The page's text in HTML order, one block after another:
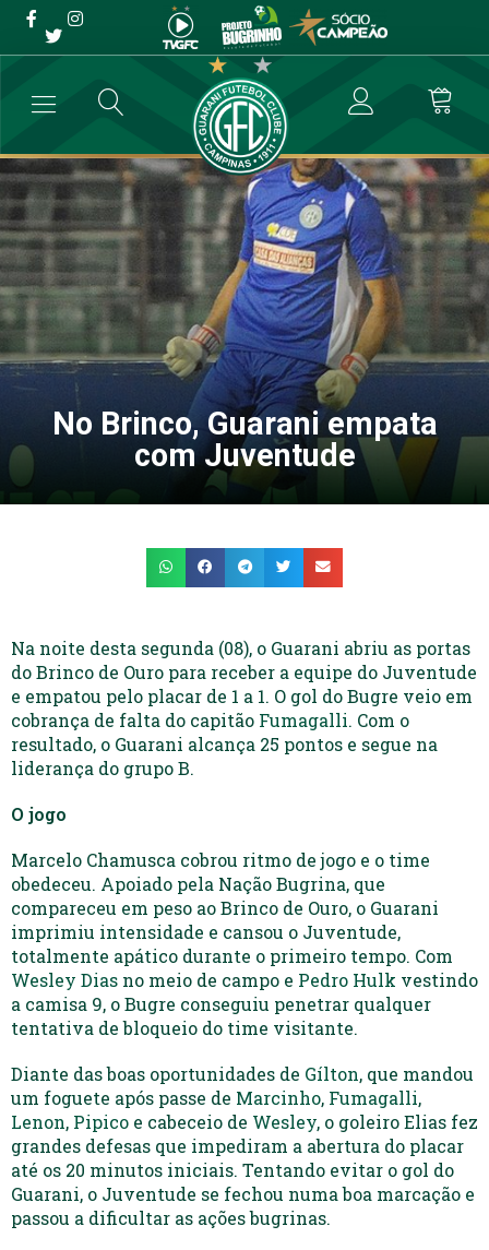
No Brinco, Guarani empata
com Juventude
→ Futebol Profissional → No Brinco, Guarani empata com Juventude
No Brinco, Guarani empata
com Juventude
Na noite desta segunda (08), o Guarani abriu as portas
do Brinco de Ouro para receber a equipe do Juventude
e empatou pelo placar de 1 a 1. O gol do Bugre veio em
cobrança de falta do capitão Fumagalli. Com o
resultado, o Guarani alcança 25 pontos e segue na
liderança do grupo B.
O jogo
Marcelo Chamusca cobrou ritmo de jogo e o time
obedeceu. Apoiado pela Nação Bugrina, que
compareceu em peso ao Brinco de Ouro, o Guarani
imprimiu intensidade e cansou o Juventude,
totalmente apático durante o primeiro tempo. Com
Wesley Dias no meio de campo e Pedro Hulk vestindo
a camisa 9, o Bugre conseguiu penetrar qualquer
tentativa de bloqueio do time visitante.
Diante das boas oportunidades de Gílton, que mandou
um foguete após passe de Marcinho, Fumagalli,
Lenon, Pipico e cabeceio de Wesley, o goleiro Elias fez
grandes defesas que impediram a abertura do placar
até os 20 minutos iniciais. Tentando evitar o gol do
Guarani, o Juventude se fechou numa boa marcação e
passou a dificultar as ações bugrinas.